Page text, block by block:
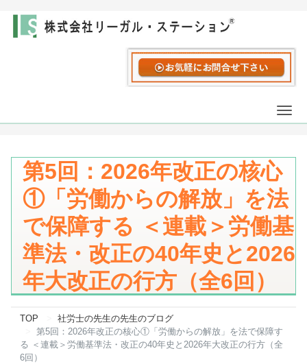
第5回：2026年改正の核心
①「労働からの解放」を法
で保障する ＜連載＞労働基
準法・改正の40年史と2026
年大改正の行方（全6回）
TOP
社労士の先生の先生のブログ
第5回：2026年改正の核心①「労働からの解放」を法で保障す
る ＜連載＞労働基準法・改正の40年史と2026年大改正の行方（全
6回）